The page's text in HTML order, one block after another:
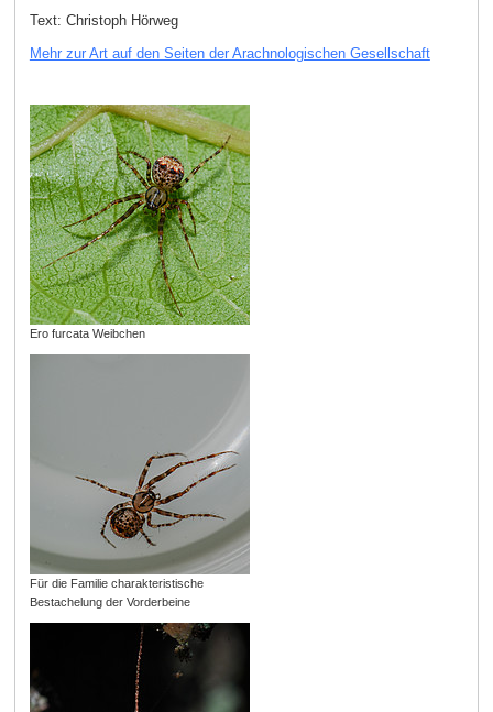
Text: Christoph Hörweg
Mehr zur Art auf den Seiten der Arachnologischen Gesellschaft
Ero furcata Weibchen
Für die Familie charakteristische
Bestachelung der Vorderbeine